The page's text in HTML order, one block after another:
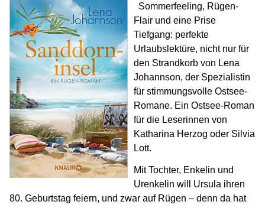
Sommerfeeling, Rügen-
Flair und eine Prise
Tiefgang: perfekte
Urlaubslektüre, nicht nur für
den Strandkorb von Lena
Johannson, der Spezialistin
für stimmungsvolle Ostsee-
Romane. Ein Ostsee-Roman
für die Leserinnen von
Katharina Herzog oder Silvia
Lott.
Mit Tochter, Enkelin und
Urenkelin will Ursula ihren
80. Geburtstag feiern, und zwar auf Rügen – denn da hat